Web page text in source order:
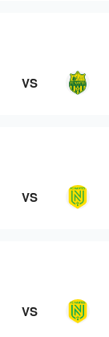
VS
VS
VS